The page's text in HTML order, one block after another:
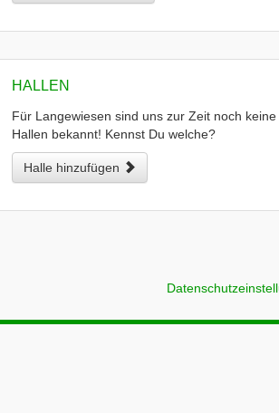
HALLEN
Für Langewiesen sind uns zur Zeit noch keine
Hallen bekannt! Kennst Du welche?
Halle hinzufügen